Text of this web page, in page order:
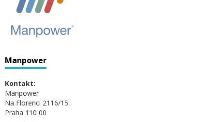
Manpower
Kontakt:
Manpower
Na Florenci 2116/15
Praha 110 00